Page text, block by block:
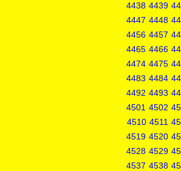
4438 4439
4447 4448
4456 4457
4465 4466
4474 4475
4483 4484
4492 4493
4501 4502
4510 4511
4519 4520
4528 4529
4537 4538